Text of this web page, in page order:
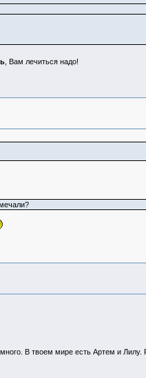
, Вам лечиться надо!
В твоем мире есть Артем и Лилу.